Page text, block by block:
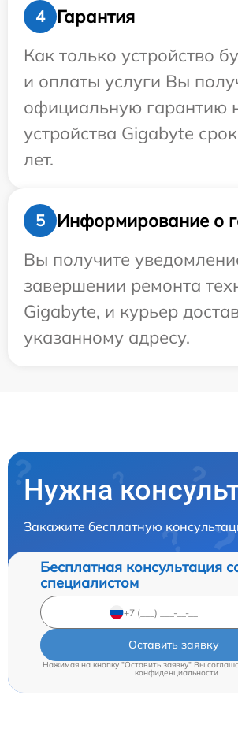
4
Гарантия
Как только устройство
и оплаты услуги Вы
официальную гарантию
устройства Gigabyte
лет.
5
Информирование о
Вы получите
завершении ремонта
Gigabyte, и курьер
указанному адресу.
Нужна
Закажите бесплатную
Бесплатная консультация
специалистом
Оставить заявку
Нажимая на кнопку "Оставить заявку" Вы
конфиденциальности